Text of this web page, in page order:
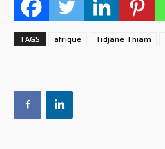
TAGS afrique Tidjane Thiam